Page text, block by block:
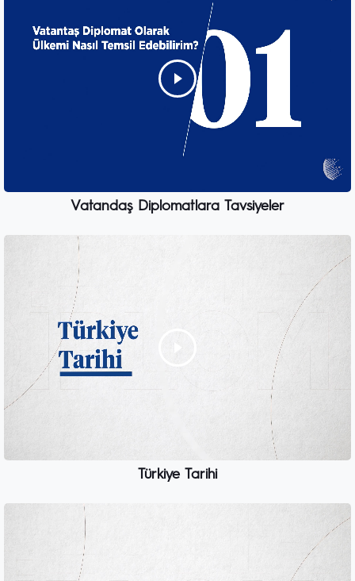
Vatandaş Diplomatlara Tavsiyeler
Türkiye Tarihi